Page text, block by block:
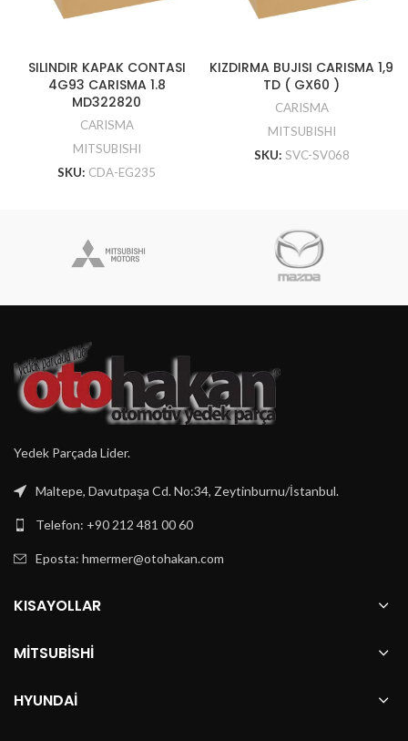
SILINDIR KAPAK CONTASI
4G93 CARISMA 1.8
MD322820
CARISMA
MITSUBISHI
SKU: CDA-EG235
KIZDIRMA BUJISI CARISMA 1,9
TD ( GX60 )
CARISMA
MITSUBISHI
SKU: SVC-SV068
Yedek Parçada Lider.
Maltepe, Davutpaşa Cd. No:34, Zeytinburnu/İstanbul.
Telefon: +90 212 481 00 60
Eposta: hmermer@otohakan.com
KISAYOLLAR
MITSUBISHI
HYUNDAI